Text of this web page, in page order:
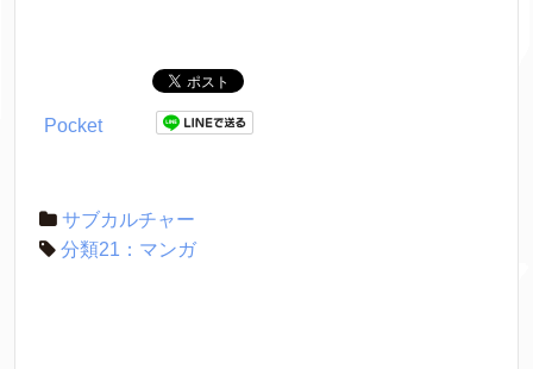
Pocket
サブカルチャー
分類21：マンガ